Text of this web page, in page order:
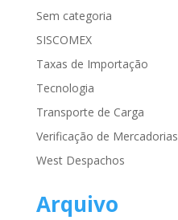
Sem categoria
SISCOMEX
Taxas de Importação
Tecnologia
Transporte de Carga
Verificação de Mercadorias
West Despachos
Arquivo